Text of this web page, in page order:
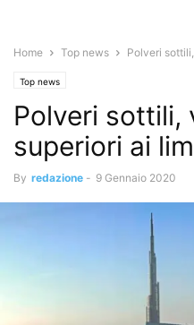
Home Top news Polveri
Top news
Polveri sottili,
superiori ai
By redazione - 9 Gennaio 2020